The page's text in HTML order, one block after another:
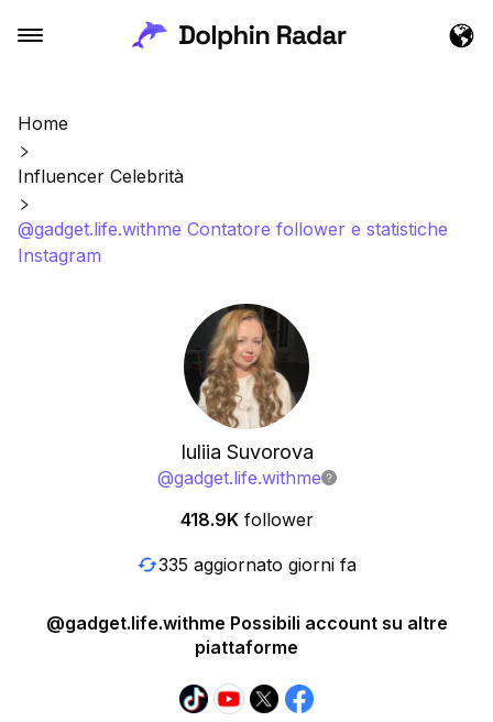
Home
Influencer Celebrità
@gadget.life.withme Contatore follower e statistiche
Instagram
Iuliia Suvorova
@gadget.life.withme
418.9K follower
335 aggiornato giorni fa
@gadget.life.withme Possibili account su altre
piattaforme